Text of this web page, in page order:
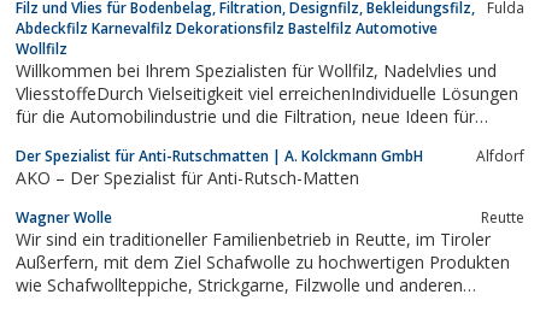
Filz und Vlies für Bodenbelag, Filtration, Designfilz, Bekleidungsfilz,
Abdeckfilz Karnevalfilz Dekorationsfilz Bastelfilz Automotive
Wollfilz
Fulda
Willkommen bei Ihrem Spezialisten für Wollfilz, Nadelvlies und
VliesstoffeDurch Vielseitigkeit viel erreichenIndividuelle Lösungen
für die Automobilindustrie und die Filtration, neue Ideen für
von Wollfilzen und einer der führenden Spezialisten für...
Der Spezialist für Anti-Rutschmatten | A. Kolckmann GmbH Alfdorf
AKO – Der Spezialist für Anti-Rutsch-Matten
Wagner Wolle Reutte
Wir sind ein traditioneller Familienbetrieb in Reutte, im Tiroler
Außerfern, mit dem Ziel Schafwolle zu hochwertigen Produkten
wie Schafwollteppiche, Strickgarne, Filzwolle und anderen